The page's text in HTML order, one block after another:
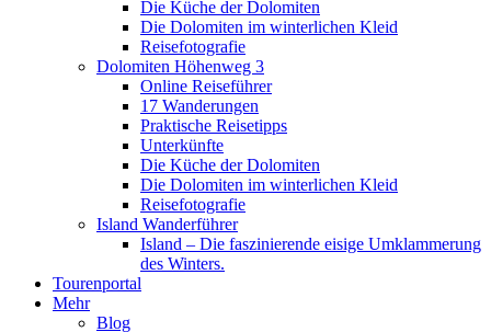
Die Küche der Dolomiten
Die Dolomiten im winterlichen Kleid
Reisefotografie
Dolomiten Höhenweg 3
Online Reiseführer
17 Wanderungen
Praktische Reisetipps
Unterkünfte
Die Küche der Dolomiten
Die Dolomiten im winterlichen Kleid
Reisefotografie
Island Wanderführer
Island – Die faszinierende eisige Umklammerung
des Winters.
Tourenportal
Mehr
Blog